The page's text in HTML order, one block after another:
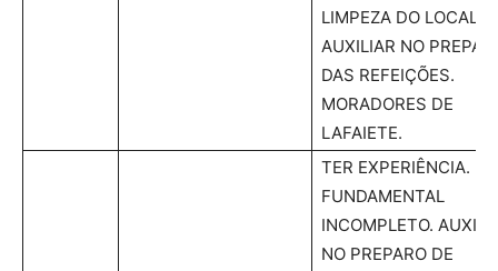
LIMPEZA DO LOCAL E
AUXILIAR NO
DAS REFEIÇÕES.
MORADORES DE
LAFAIETE.
TER EXPERIÊNCIA.
FUNDAMENTAL
INCOMPLETO.
NO PREPARO DE